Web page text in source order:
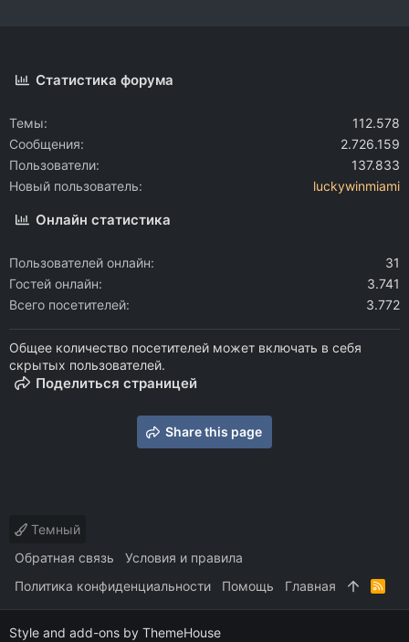
Статистика форума
Темы
112.578
Сообщения
2.726.159
Пользователи
137.833
Новый пользователь
luckywinmiami
Онлайн статистика
Пользователей онлайн
31
Гостей онлайн
3.741
Всего посетителей
3.772
Общее количество посетителей может включать в себя
скрытых пользователей.
Поделиться страницей
Share this page
Темный
Обратная связь
Условия и правила
Политика конфиденциальности
Помощь Главная
R
Style and add-ons by ThemeHouse